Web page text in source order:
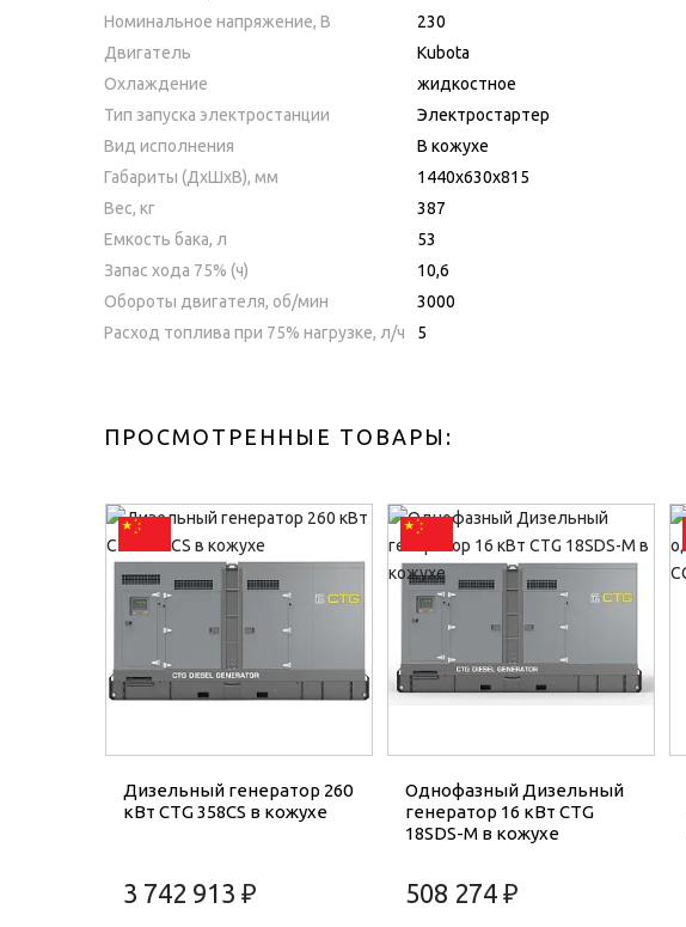
Номинальное напряжение, В
230
Двигатель
Kubota
Охлаждение
жидкостное
Тип запуска электростанции
Электростартер
Вид исполнения
В кожухе
Габариты (ДхШхВ), мм
1440х630х815
Вес, кг
387
Емкость бака, л
53
Запас хода 75% (ч)
10,6
Обороты двигателя, об/мин
3000
Расход топлива при 75% нагрузке, л/ч
5
ПРОСМОТРЕННЫЕ ТОВАРЫ:
Дизельный генератор 260
кВт CTG 358CS в кожухе
3 742 913 ₽
Однофазный Дизельный
генератор 16 кВт CTG
18SDS-M в кожухе
508 274 ₽